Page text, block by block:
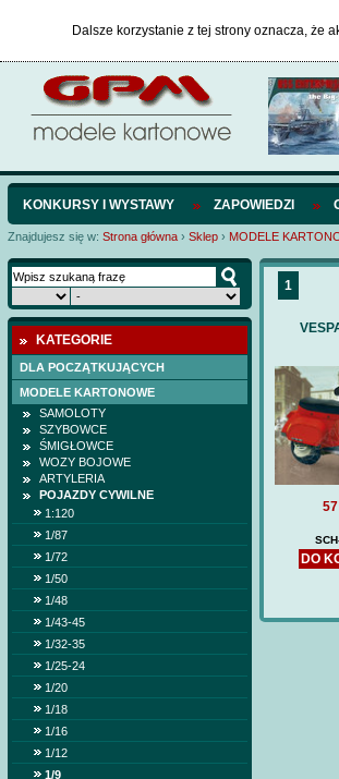
Dalsze korzystanie z tej strony oznacza, że
KONKURSY I WYSTAWY ZAPOWIEDZI
Znajdujesz się w: Strona główna › Sklep › MODELE
KATEGORIE
DLA POCZĄTKUJĄCYCH
MODELE KARTONOWE
SAMOLOTY
SZYBOWCE
ŚMIGŁOWCE
WOZY BOJOWE
ARTYLERIA
POJAZDY CYWILNE
1:120
1/87
1/72
1/50
1/48
1/43-45
1/32-35
1/25-24
1/20
1/18
1/16
1/12
1/9
1
57
DO